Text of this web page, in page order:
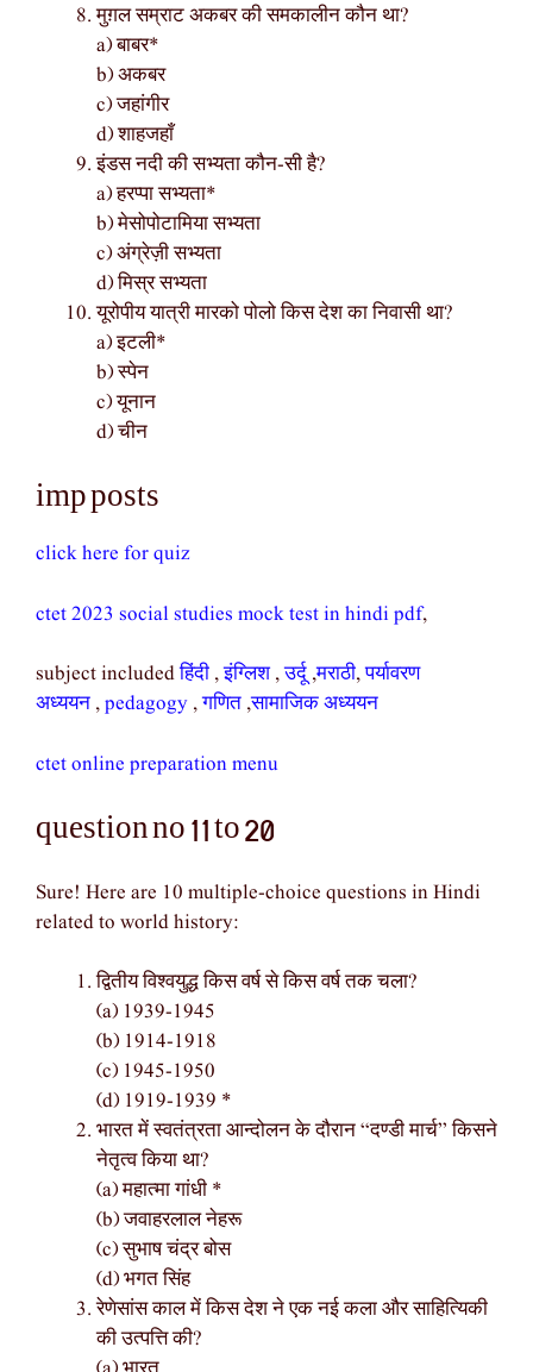
मुग़ल सम्राट अकबर की समकालीन कौन था?
a) बाबर*
b) अकबर
c) जहांगीर
d) शाहजहाँ
इंडस नदी की सभ्यता कौन-सी है?
a) हरप्पा सभ्यता*
b) मेसोपोटामिया सभ्यता
c) अंग्रेज़ी सभ्यता
d) मिस्र सभ्यता
यूरोपीय यात्री मारको पोलो किस देश का निवासी था?
a) इटली*
b) स्पेन
c) यूनान
d) चीन
imp posts
click here for quiz
ctet 2023 social studies mock test in hindi pdf,
subject includedहिंदी ,इंग्लिश,उर्दू,मराठी,पर्यावरण
अध्ययन ,pedagogy ,गणित ,सामाजिक अध्ययन
ctet online preparation menu
question no 11 to 20
Sure! Here are 10 multiple-choice questions in Hindi
related to world history:
द्वितीय विश्वयुद्ध किस वर्ष से किस वर्ष तक चला?
(a) 1939-1945
(b) 1914-1918
(c) 1945-1950
(d) 1919-1939 *
भारत में स्वतंत्रता आन्दोलन के दौरान “दण्डी मार्च” किसने
नेतृत्व किया था?
(a) महात्मा गांधी *
(b) जवाहरलाल नेहरू
(c) सुभाष चंद्र बोस
(d) भगत सिंह
रेणेसांस काल में किस देश ने एक नई कला और साहित्यिकी
की उत्पत्ति की?